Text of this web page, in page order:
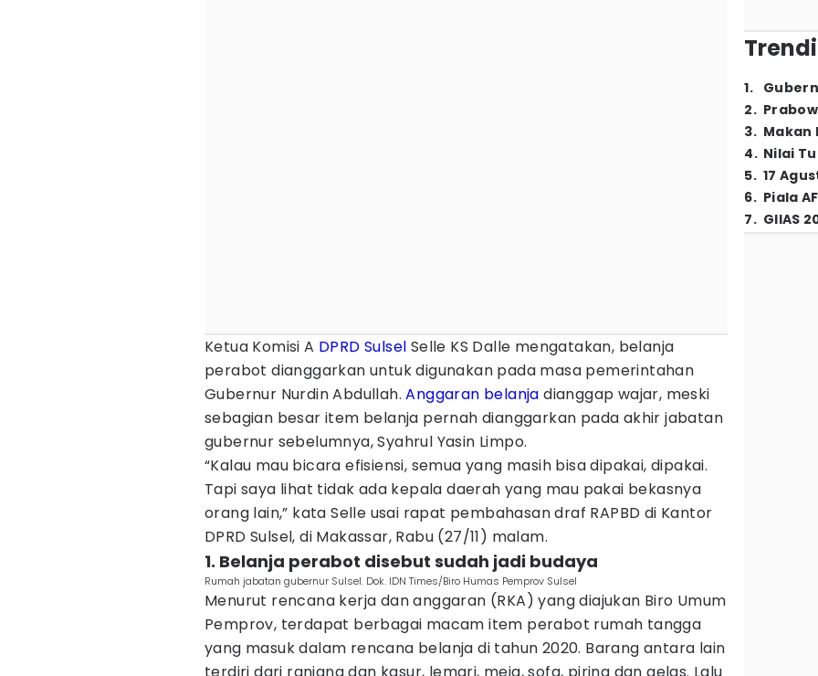
Ketua Komisi A DPRD Sulsel Selle KS Dalle mengatakan, belanja
perabot dianggarkan untuk digunakan pada masa pemerintahan
Gubernur Nurdin Abdullah.Anggaran belanja dianggap wajar, meski
sebagian besar item belanja pernah dianggarkan pada akhir jabatan
gubernur sebelumnya, Syahrul Yasin Limpo.
“Kalau mau bicara efisiensi, semua yang masih bisa dipakai, dipakai.
Tapi saya lihat tidak ada kepala daerah yang mau pakai bekasnya
orang lain,” kata Selle usai rapat pembahasan draf RAPBD di Kantor
DPRD Sulsel, di Makassar, Rabu (27/11) malam.
1. Belanja perabot disebut sudah jadi budaya
Rumah jabatan gubernur Sulsel. Dok. IDN Times/Biro Humas Pemprov Sulsel
Menurut rencana kerja dan anggaran (RKA) yang diajukan Biro Umum
Pemprov, terdapat berbagai macam item perabot rumah tangga
yang masuk dalam rencana belanja di tahun 2020. Barang antara lain
1.
2.
3. Makan
4. Nilai
5. 17
6. Piala
7. GIIAS